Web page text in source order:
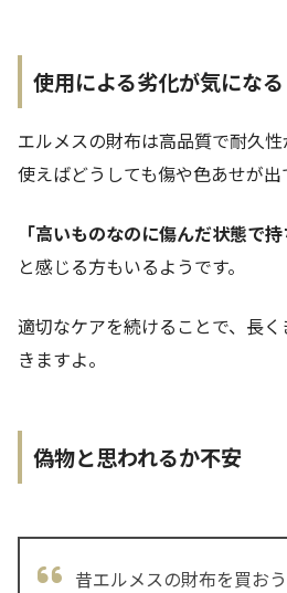
使用による劣化が気になる
エルメスの財布は高品質で耐久
使えばどうしても傷や色あせが出
「高いものなのに傷んだ状態で
と感じる方もいるようです。
適切なケアを続けることで、長
きますよ。
偽物と思われるか不安
昔エルメスの財布を買お